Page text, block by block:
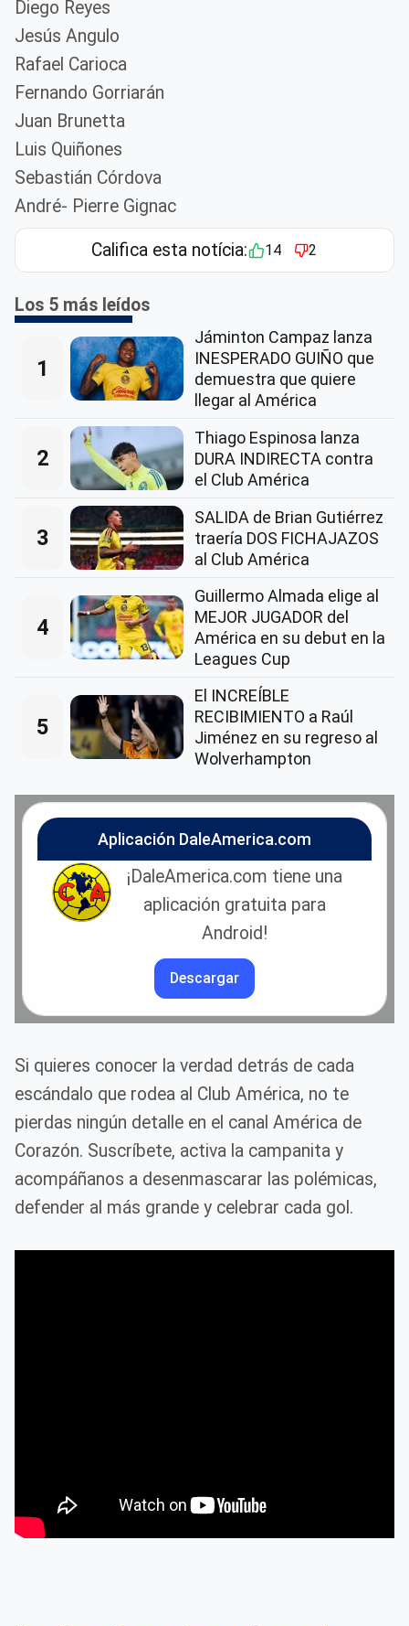
Diego Reyes
Jesús Angulo
Rafael Carioca
Fernando Gorriarán
Juan Brunetta
Luis Quiñones
Sebastián Córdova
André- Pierre Gignac
Califica esta notícia: 14 2
Los 5 más leídos
1
Jáminton Campaz lanza
INESPERADO GUIÑO que
demuestra que quiere
llegar al América
2
Thiago Espinosa lanza
DURA INDIRECTA contra
el Club América
3
SALIDA de Brian Gutiérrez
traería DOS FICHAJAZOS
al Club América
4
Guillermo Almada elige al
MEJOR JUGADOR del
América en su debut en la
Leagues Cup
5
El INCREÍBLE
RECIBIMIENTO a Raúl
Jiménez en su regreso al
Wolverhampton
Aplicación DaleAmerica.com
¡DaleAmerica.com tiene una
aplicación gratuita para
Android!
Descargar
Si quieres conocer la verdad detrás de cada
escándalo que rodea al Club América, no te
pierdas ningún detalle en el canal América de
Corazón. Suscríbete, activa la campanita y
acompáñanos a desenmascarar las polémicas,
defender al más grande y celebrar cada gol.